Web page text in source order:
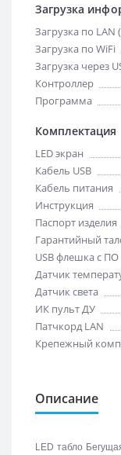
Загрузка
Загрузка по LAN
Загрузка по WiFi
Загрузка через
Контроллер
Программа
Комплектация
LED экран
Кабель USB
Кабель питания
Инструкция
Паспорт изделия
Гарантийный
USB флешка с ПО
Датчик
Датчик света
ИК пульт ДУ
Патчкорд LAN
Крепежный
Описание
LED табло